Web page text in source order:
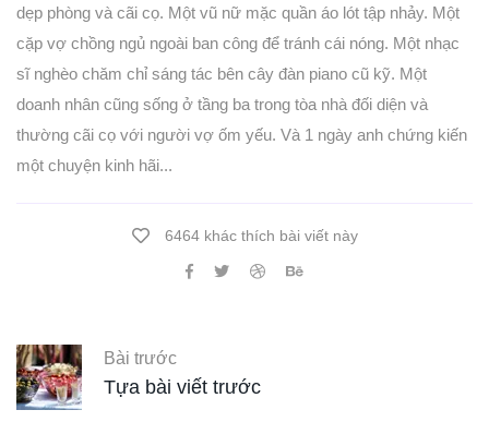
dẹp phòng và cãi cọ. Một vũ nữ mặc quần áo lót tập nhảy. Một
cặp vợ chồng ngủ ngoài ban công để tránh cái nóng. Một nhạc
sĩ nghèo chăm chỉ sáng tác bên cây đàn piano cũ kỹ. Một
doanh nhân cũng sống ở tầng ba trong tòa nhà đối diện và
thường cãi cọ với người vợ ốm yếu. Và 1 ngày anh chứng kiến
một chuyện kinh hãi...
6464 khác thích bài viết này
Bài trước
Tựa bài viết trước